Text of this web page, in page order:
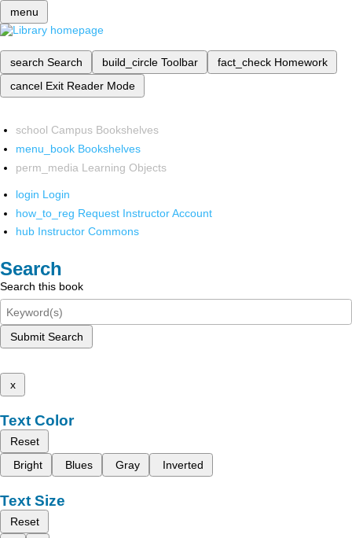
menu
search Search build_circle Toolbar fact_check Homework
cancel Exit Reader Mode
school Campus Bookshelves
menu_book Bookshelves
perm_media Learning Objects
login Login
how_to_reg Request Instructor Account
hub Instructor Commons
Search
Search this book
Submit Search
x
Text Color
Reset
Bright
Blues Gray Inverted
Text Size
Reset